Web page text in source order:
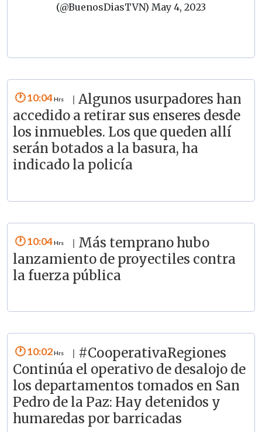
(@BuenosDiasTVN) May 4, 2023
10:04
Algunos usurpadores han
accedido a retirar sus enseres desde
los inmuebles. Los que queden allí
serán botados a la basura, ha
indicado la policía
10:04
Más temprano hubo
lanzamiento de proyectiles contra
la fuerza pública
10:02
#CooperativaRegiones
Continúa el operativo de desalojo de
los departamentos tomados en San
Pedro de la Paz: Hay detenidos y
humaredas por barricadas